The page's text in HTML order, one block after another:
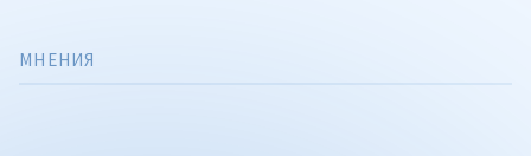
МНЕНИЯ